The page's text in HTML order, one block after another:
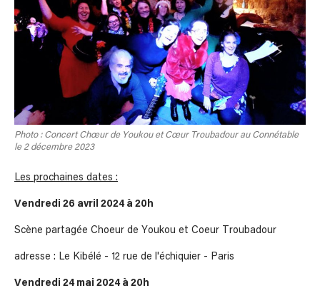
Photo : Concert Chœur de Youkou et Cœur Troubadour au Connétable
le 2 décembre 2023
Les prochaines dates :
Vendredi 26 avril 2024 à 20h
Scène partagée Choeur de Youkou et Coeur Troubadour
adresse : Le Kibélé - 12 rue de l'échiquier - Paris
Vendredi 24 mai 2024 à 20h